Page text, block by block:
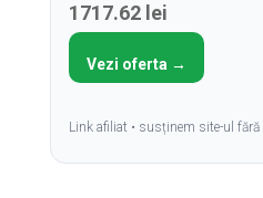
1717.62 lei
Vezi oferta →
Link afiliat • susținem site-ul